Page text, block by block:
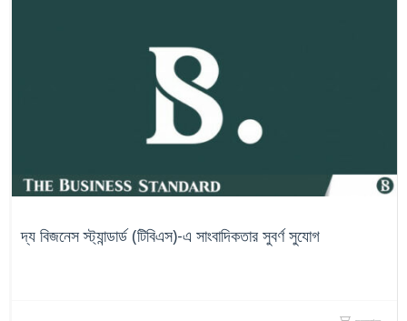
দ্য বিজনেস স্ট্যান্ডার্ড (টিবিএস)-এ সাংবাদিকতার সুবর্ণ সুযোগ